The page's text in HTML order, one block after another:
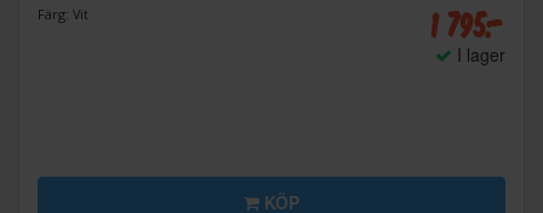
Färg: Vit 1 795:-
I lager
KÖP